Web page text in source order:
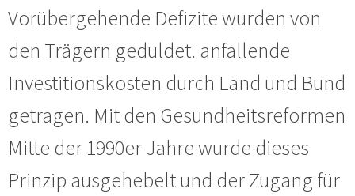
Vorübergehende Defizite wurden von
den Trägern geduldet. anfallende
Investitionskosten durch Land und Bund
getragen. Mit den Gesundheitsreformen
Mitte der 1990er Jahre wurde dieses
Prinzip ausgehebelt und der Zugang für